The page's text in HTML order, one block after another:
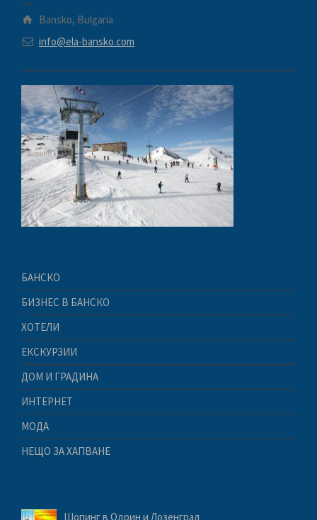
Bansko, Bulgaria
info@ela-bansko.com
БАНСКО
БИЗНЕС В БАНСКО
ХОТЕЛИ
ЕКСКУРЗИИ
ДОМ И ГРАДИНА
ИНТЕРНЕТ
МОДА
НЕЩО ЗА ХАПВАНЕ
Шопинг в Одрин и Лозенград